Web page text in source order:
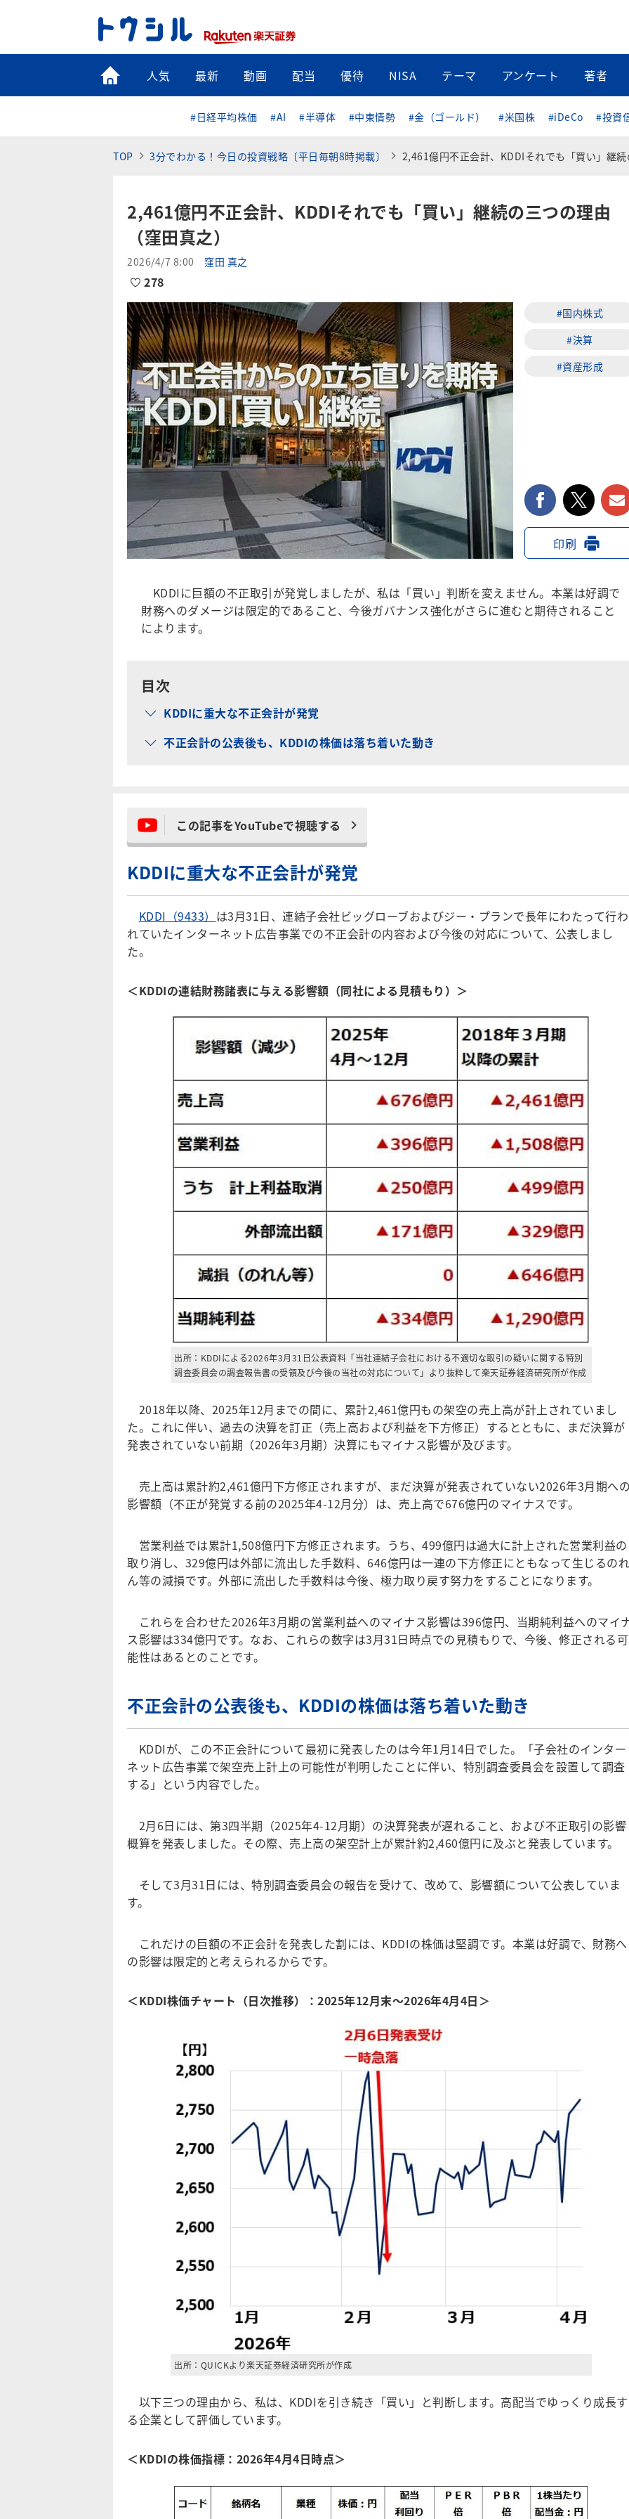
トップ
人気 最新 動画 配当 優待 NISA テーマ アンケート 著者
#日経平均株価 #AI #半導体 #中東情勢 #金（ゴールド） #米国株 #iDeCo #投資
TOP 3分でわかる！今日の投資戦略〔平日毎朝8時掲載〕 2,461億円不正会計、KDDIそれでも「買い」継続の三つの理由（窪田真
2,461億円不正会計、KDDIそれでも「買い」継続の三つの理由
（窪田真之）
2026/4/7 8:00 窪田 真之
278
#国内株式
#決算
#資産形成
facebook
印刷
KDDIに巨額の不正取引が発覚しましたが、私は「買い」判断を変えません。本業は好調で
財務へのダメージは限定的であること、今後ガバナンス強化がさらに進むと期待されること
によります。
目次
KDDIに重大な不正会計が発覚
不正会計の公表後も、KDDIの株価は落ち着いた動き
この記事をYouTubeで視聴する
KDDIに重大な不正会計が発覚
KDDI（9433） は3月31日、連結子会社ビッグローブおよびジー・プランで長年にわたって行わ
れていたインターネット広告事業での不正会計の内容および今後の対応について、公表しまし
た。
＜KDDIの連結財務諸表に与える影響額（同社による見積もり）＞
出所：KDDIによる2026年3月31日公表資料「当社連結子会社における不適切な取引の疑いに関する特別
調査委員会の調査報告書の受領及び今後の当社の対応について」より抜粋して楽天証券経済研究所が作成
2018年以降、2025年12月までの間に、累計2,461億円もの架空の売上高が計上されていまし
た。これに伴い、過去の決算を訂正（売上高および利益を下方修正）するとともに、まだ決算が
発表されていない前期（2026年3月期）決算にもマイナス影響が及びます。
売上高は累計約2,461億円下方修正されますが、まだ決算が発表されていない2026年3月期へ
影響額（不正が発覚する前の2025年4-12月分）は、売上高で676億円のマイナスです。
営業利益では累計1,508億円下方修正されます。うち、499億円は過大に計上された営業利益の
取り消し、329億円は外部に流出した手数料、646億円は一連の下方修正にともなって生じるのれ
ん等の減損です。外部に流出した手数料は今後、極力取り戻す努力をすることになります。
これらを合わせた2026年3月期の営業利益へのマイナス影響は396億円、当期純利益へのマイ
ス影響は334億円です。なお、これらの数字は3月31日時点での見積もりで、今後、修正される可
能性はあるとのことです。
不正会計の公表後も、KDDIの株価は落ち着いた動き
KDDIが、この不正会計について最初に発表したのは今年1月14日でした。「子会社のインター
ネット広告事業で架空売上計上の可能性が判明したことに伴い、特別調査委員会を設置して調査
する」という内容でした。
2月6日には、第3四半期（2025年4-12月期）の決算発表が遅れること、および不正取引の影響
概算を発表しました。その際、売上高の架空計上が累計約2,460億円に及ぶと発表しています。
そして3月31日には、特別調査委員会の報告を受けて、改めて、影響額について公表していま
す。
これだけの巨額の不正会計を発表した割には、KDDIの株価は堅調です。本業は好調で、財務へ
の影響は限定的と考えられるからです。
＜KDDI株価チャート（日次推移）：2025年12月末～2026年4月4日＞
出所：QUICKより楽天証券経済研究所が作成
以下三つの理由から、私は、KDDIを引き続き「買い」と判断します。高配当でゆっくり成長す
る企業として評価しています。
＜KDDIの株価指標：2026年4月4日時点＞